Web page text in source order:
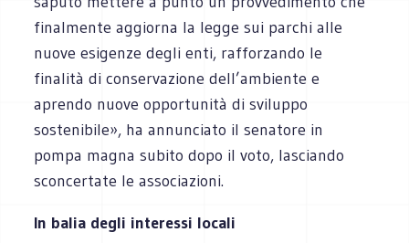
finalmente aggiorna la legge sui parchi alle
nuove esigenze degli enti, rafforzando le
finalità di conservazione dell’ambiente e
aprendo nuove opportunità di sviluppo
sostenibile», ha annunciato il senatore in
pompa magna subito dopo il voto, lasciando
sconcertate le associazioni.
In balia degli interessi locali